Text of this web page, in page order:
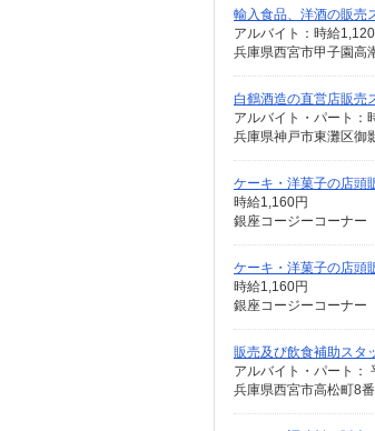
輸入食品、洋酒の販売
アルバイト：時給
兵庫県西宮市甲子園高
白鶴酒造の直営店販売
アルバイト・パート：
兵庫県神戸市東灘区
ケーキ・洋菓子の店頭
時給1,160円
銀座コージーコーナ
ケーキ・洋菓子の店頭
時給1,160円
銀座コージーコーナ
販売及び飲食補助スタ
アルバイト・パート
兵庫県西宮市高松町8